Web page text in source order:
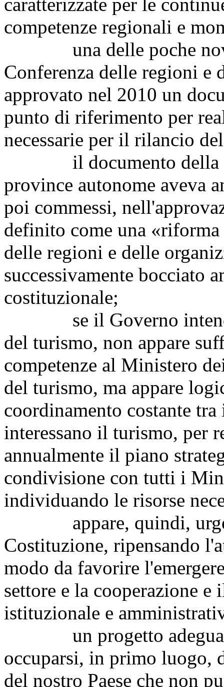
competenze regionali e
una delle poche
Conferenza delle regioni e
approvato nel 2010 un
punto di riferimento per
necessarie per il rilancio
il documento della
province autonome aveva
poi commessi,
definito come una «riforma
delle regioni e delle
successivamente bocciato
costituzionale;
se il Governo intende
del turismo, non appare
competenze al Ministero
del turismo, ma appare
coordinamento costante
interessano il turismo, per
annualmente il piano
condivisione con tutti i
individuando le risorse
appare, quindi,
Costituzione, ripensando
modo da favorire
settore e la cooperazione
istituzionale e
un progetto adeguato
occuparsi, in primo luogo,
del nostro Paese che non